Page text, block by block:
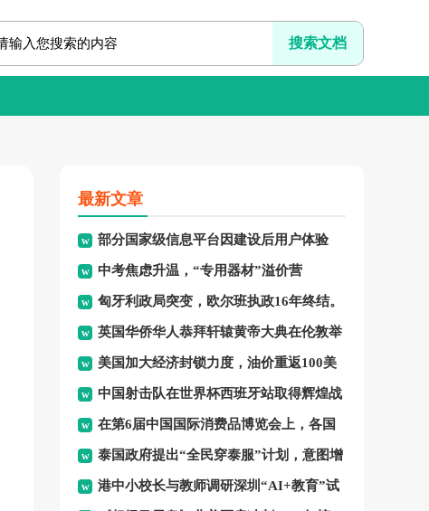
最新文章
部分国家级信息平台因建设后用户体验
差、系统频繁崩溃、信息更新
中考焦虑升温，“专用器材”溢价营
销、“保过”私教乱象频现，家
匈牙利政局突变，欧尔班执政16年终结。
英国华侨华人恭拜轩辕黄帝大典在伦敦举
行，传承中华文化纽带。
美国加大经济封锁力度，油价重返100美
元高点，黄金价格急跌，
中国射击队在世界杯西班牙站取得辉煌战
绩：8金、3银、2铜。
在第6届中国国际消费品博览会上，各国
品牌集中展示了最新消费精
泰国政府提出“全民穿泰服”计划，意图增
强民族文化认同并拓展泰
港中小校长与教师调研深圳“AI+教育”试